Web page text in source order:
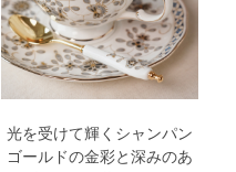
光を受けて輝くシャンパン
ゴールドの金彩と深みのあ